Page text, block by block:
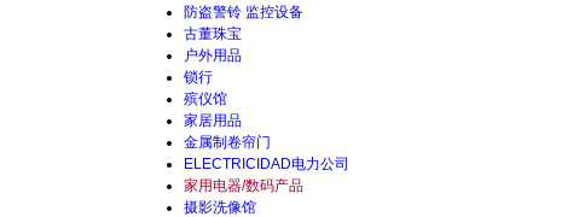
防盗警铃 监控设备
古董珠宝
户外用品
锁行
殡仪馆
家居用品
金属制卷帘门
ELECTRICIDAD电力公司
家用电器/数码产品
摄影洗像馆